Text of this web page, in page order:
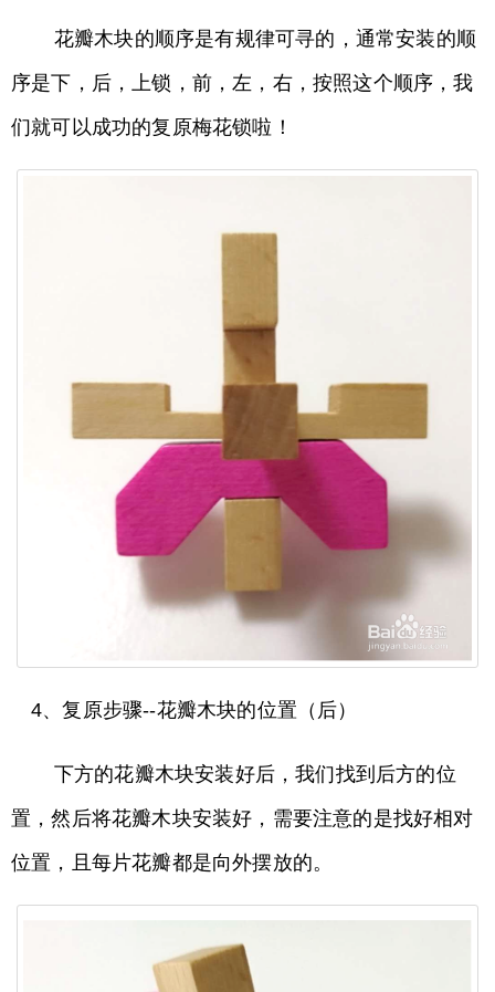
花瓣木块的顺序是有规律可寻的，通常安装的顺
序是下，后，上锁，前，左，右，按照这个顺序，我
们就可以成功的复原梅花锁啦！
4、复原步骤--花瓣木块的位置（后）
下方的花瓣木块安装好后，我们找到后方的位
置，然后将花瓣木块安装好，需要注意的是找好相对
位置，且每片花瓣都是向外摆放的。